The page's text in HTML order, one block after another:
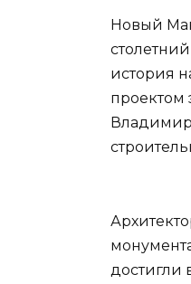
Новый
история
проектом
достигли